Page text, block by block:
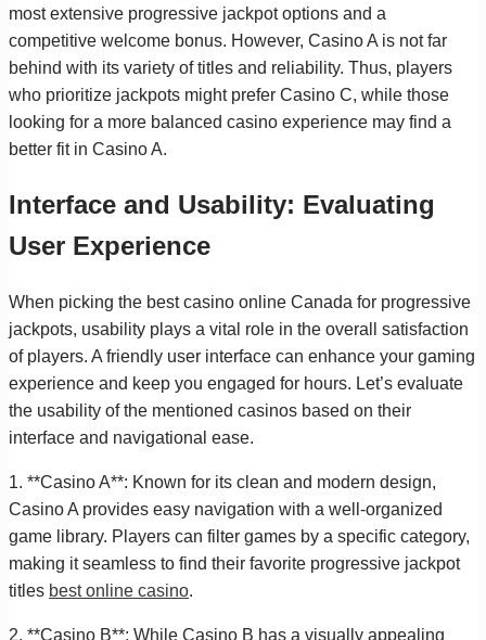
most extensive progressive jackpot options and a
competitive welcome bonus. However, Casino A is not far
behind with its variety of titles and reliability. Thus, players
who prioritize jackpots might prefer Casino C, while those
looking for a more balanced casino experience may find a
better fit in Casino A.
Interface and Usability: Evaluating
User Experience
When picking the best casino online Canada for progressive
jackpots, usability plays a vital role in the overall satisfaction
of players. A friendly user interface can enhance your gaming
experience and keep you engaged for hours. Let’s evaluate
the usability of the mentioned casinos based on their
interface and navigational ease.
1. **Casino A**: Known for its clean and modern design,
Casino A provides easy navigation with a well-organized
game library. Players can filter games by a specific category,
making it seamless to find their favorite progressive jackpot
titles best online casino.
2. **Casino B**: While Casino B has a visually appealing